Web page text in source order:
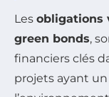
Les obligations
green bonds,
financiers clés
projets ayant